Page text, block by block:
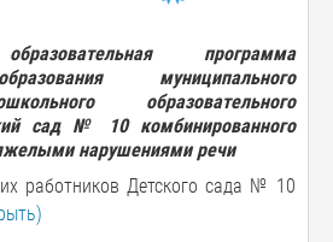
программа
муниципального
образовательного
сад № 10 комбинированного
нарушениями речи
работников Детского сада № 10